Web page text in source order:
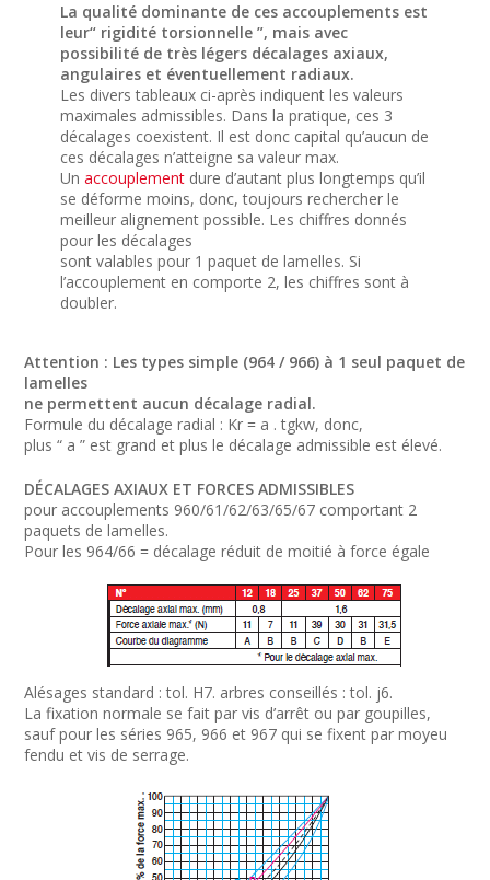
La qualité dominante de ces accouplements est
leur“ rigidité torsionnelle ”, mais avec
possibilité de très légers décalages axiaux,
angulaires et éventuellement radiaux.
Les divers tableaux ci-après indiquent les valeurs
maximales admissibles. Dans la pratique, ces 3
décalages coexistent. Il est donc capital qu’aucun de
ces décalages n’atteigne sa valeur max.
Un accouplementdure d’autant plus longtemps qu’il
se déforme moins, donc, toujours rechercher le
meilleur alignement possible. Les chiffres donnés
pour les décalages
sont valables pour 1 paquet de lamelles. Si
l’accouplement en comporte 2, les chiffres sont à
doubler.
Attention : Les types simple (964 / 966) à 1 seul paquet de
lamelles
ne permettent aucun décalage radial.
Formule du décalage radial : Kr = a . tgkw, donc,
plus “ a ” est grand et plus le décalage admissible est élevé.
DÉCALAGES AXIAUX ET FORCES ADMISSIBLES
pour accouplements 960/61/62/63/65/67 comportant 2
paquets de lamelles.
Pour les 964/66 = décalage réduit de moitié à force égale
Alésages standard : tol. H7. arbres conseillés : tol. j6.
La fixation normale se fait par vis d’arrêt ou par goupilles,
sauf pour les séries 965, 966 et 967 qui se fixent par moyeu
fendu et vis de serrage.